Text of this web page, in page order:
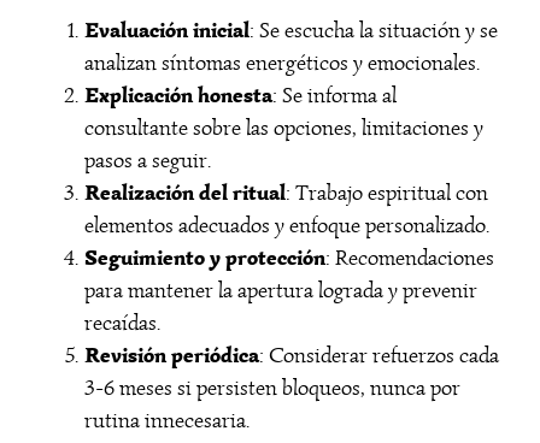
Evaluación inicial: Se escucha la situación y se
analizan síntomas energéticos y emocionales.
Explicación honesta: Se informa al
consultante sobre las opciones, limitaciones y
pasos a seguir.
Realización del ritual: Trabajo espiritual con
elementos adecuados y enfoque personalizado.
Seguimiento y protección: Recomendaciones
para mantener la apertura lograda y prevenir
recaídas.
Revisión periódica: Considerar refuerzos cada
3-6 meses si persisten bloqueos, nunca por
rutina innecesaria.